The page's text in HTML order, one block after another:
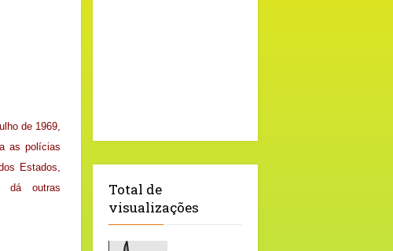
de 1969,
as polícias
Estados,
dá outras
Total de
visualizações